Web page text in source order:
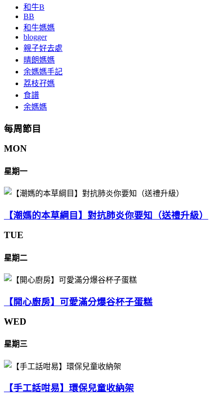
和牛B
BB
和牛媽媽
blogger
親子好去處
晴朗媽媽
余媽媽手記
荔枝孖媽
食譜
余媽媽
每周節目
MON
星期一
【潮媽的本草綱目】對抗肺炎你要知（送禮升級）
TUE
星期二
【開心廚房】可愛滿分爆谷杯子蛋糕
WED
星期三
【手工話咁易】環保兒童收納架